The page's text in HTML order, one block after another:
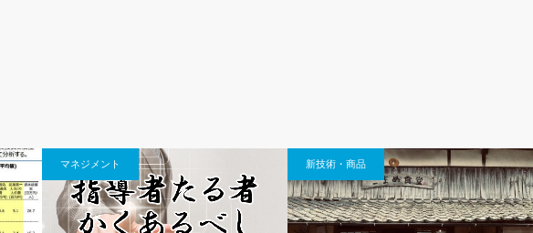
マネジメント 新技術・商品